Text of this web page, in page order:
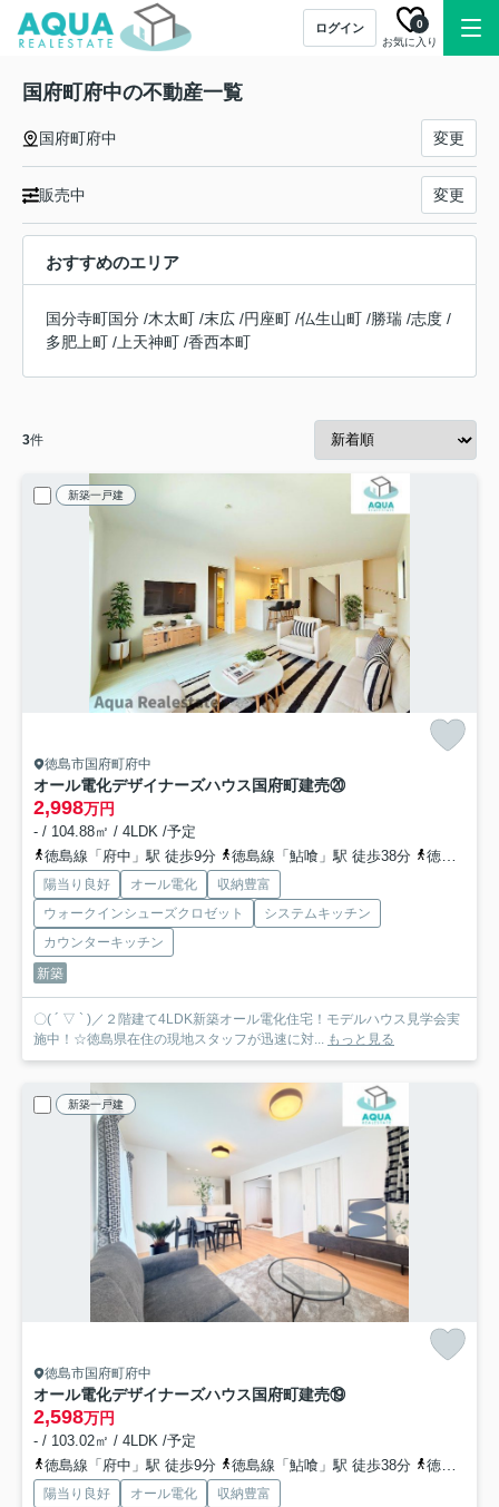
ログイン
お気に入り
0
国府町府中の不動産一覧
国府町府中 変更
販売中 変更
おすすめのエリア
国分寺町国分 /木太町 /末広 /円座町 /仏生山町 /勝瑞 /志度 /
多肥上町 / 上天神町 /香西本町
3件
新築一戸建
徳島市国府町府中
オール電化デザイナーズハウス国府町建売⑳
2,998万円
- / 104.88㎡ / 4LDK /予定
徳島線「府中」駅 徒歩9分
徳島線「鮎喰」駅 徒歩38分 徳島線「石井」駅 徒歩43分
陽当り良好 オール電化
収納豊富
ウォークインシューズクロゼット
システムキッチン
カウンターキッチン
新築
〇( ´ ▽ ` )／２階建て4LDK新築オール電化住宅！モデルハウス見学会実
施中！☆徳島県在住の現地スタッフが迅速に対... もっと見る
新築一戸建
徳島市国府町府中
オール電化デザイナーズハウス国府町建売⑲
2,598万円
- / 103.02㎡ / 4LDK /予定
徳島線「府中」駅 徒歩9分
徳島線「鮎喰」駅 徒歩38分 徳島線「石井」駅 徒歩43分
陽当り良好 オール電化
収納豊富